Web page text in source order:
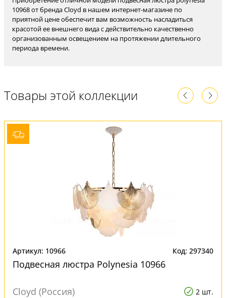
10968 от бренда Cloyd в нашем интернет-магазине по
приятной цене обеспечит вам возможность насладиться
красотой ее внешнего вида с действительно качественно
организованным освещением на протяжении длительного
периода времени.
Товары этой коллекции
Артикул: 10966 Код: 297340
Подвесная люстра Polynesia 10966
Cloyd (Россия) 2 шт.